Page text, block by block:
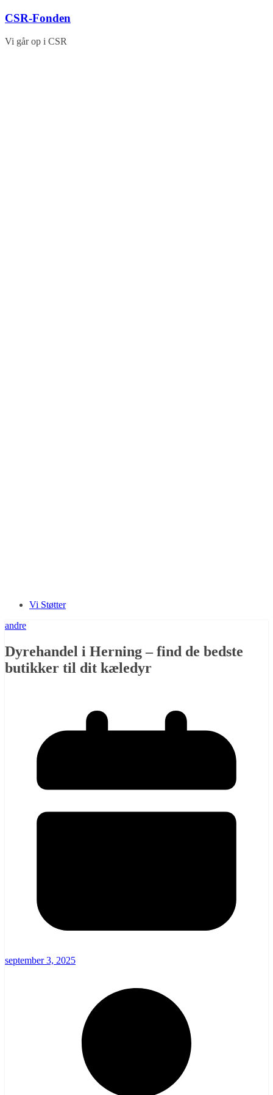
Skip
content
CSR-Fonden
Vi går op i CSR
Vi Støtter
andre
Dyrehandel i Herning – find de bedste
butikker til dit kæledyr
september 3, 2025